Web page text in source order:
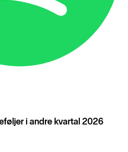
i andre kvartal 2026